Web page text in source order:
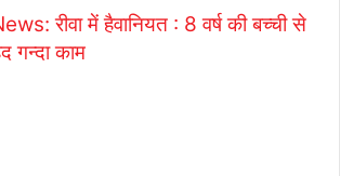
रीवा में हैवानियत : 8 वर्ष की बच्ची से
गन्दा काम